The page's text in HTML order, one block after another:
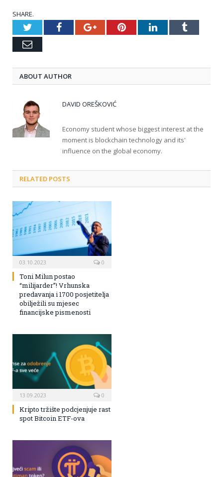
SHARE.
TwitterFacebookGoogle+PinterestLinkedInTumblr
Email
ABOUT AUTHOR
DAVID OREŠKOVIĆ
Economy student whose biggest interest at the
moment is blockchain technology and its'
influence on the global economy.
RELATED POSTS
03.10.2023 0
Toni Milun postao
“milijarder”! Vrhunska
predavanja i 1700 posjetitelja
obilježili su mjesec
financijske pismenosti
13.09.2023 0
Kripto tržište podcjenjuje rast
spot Bitcoin ETF-ova